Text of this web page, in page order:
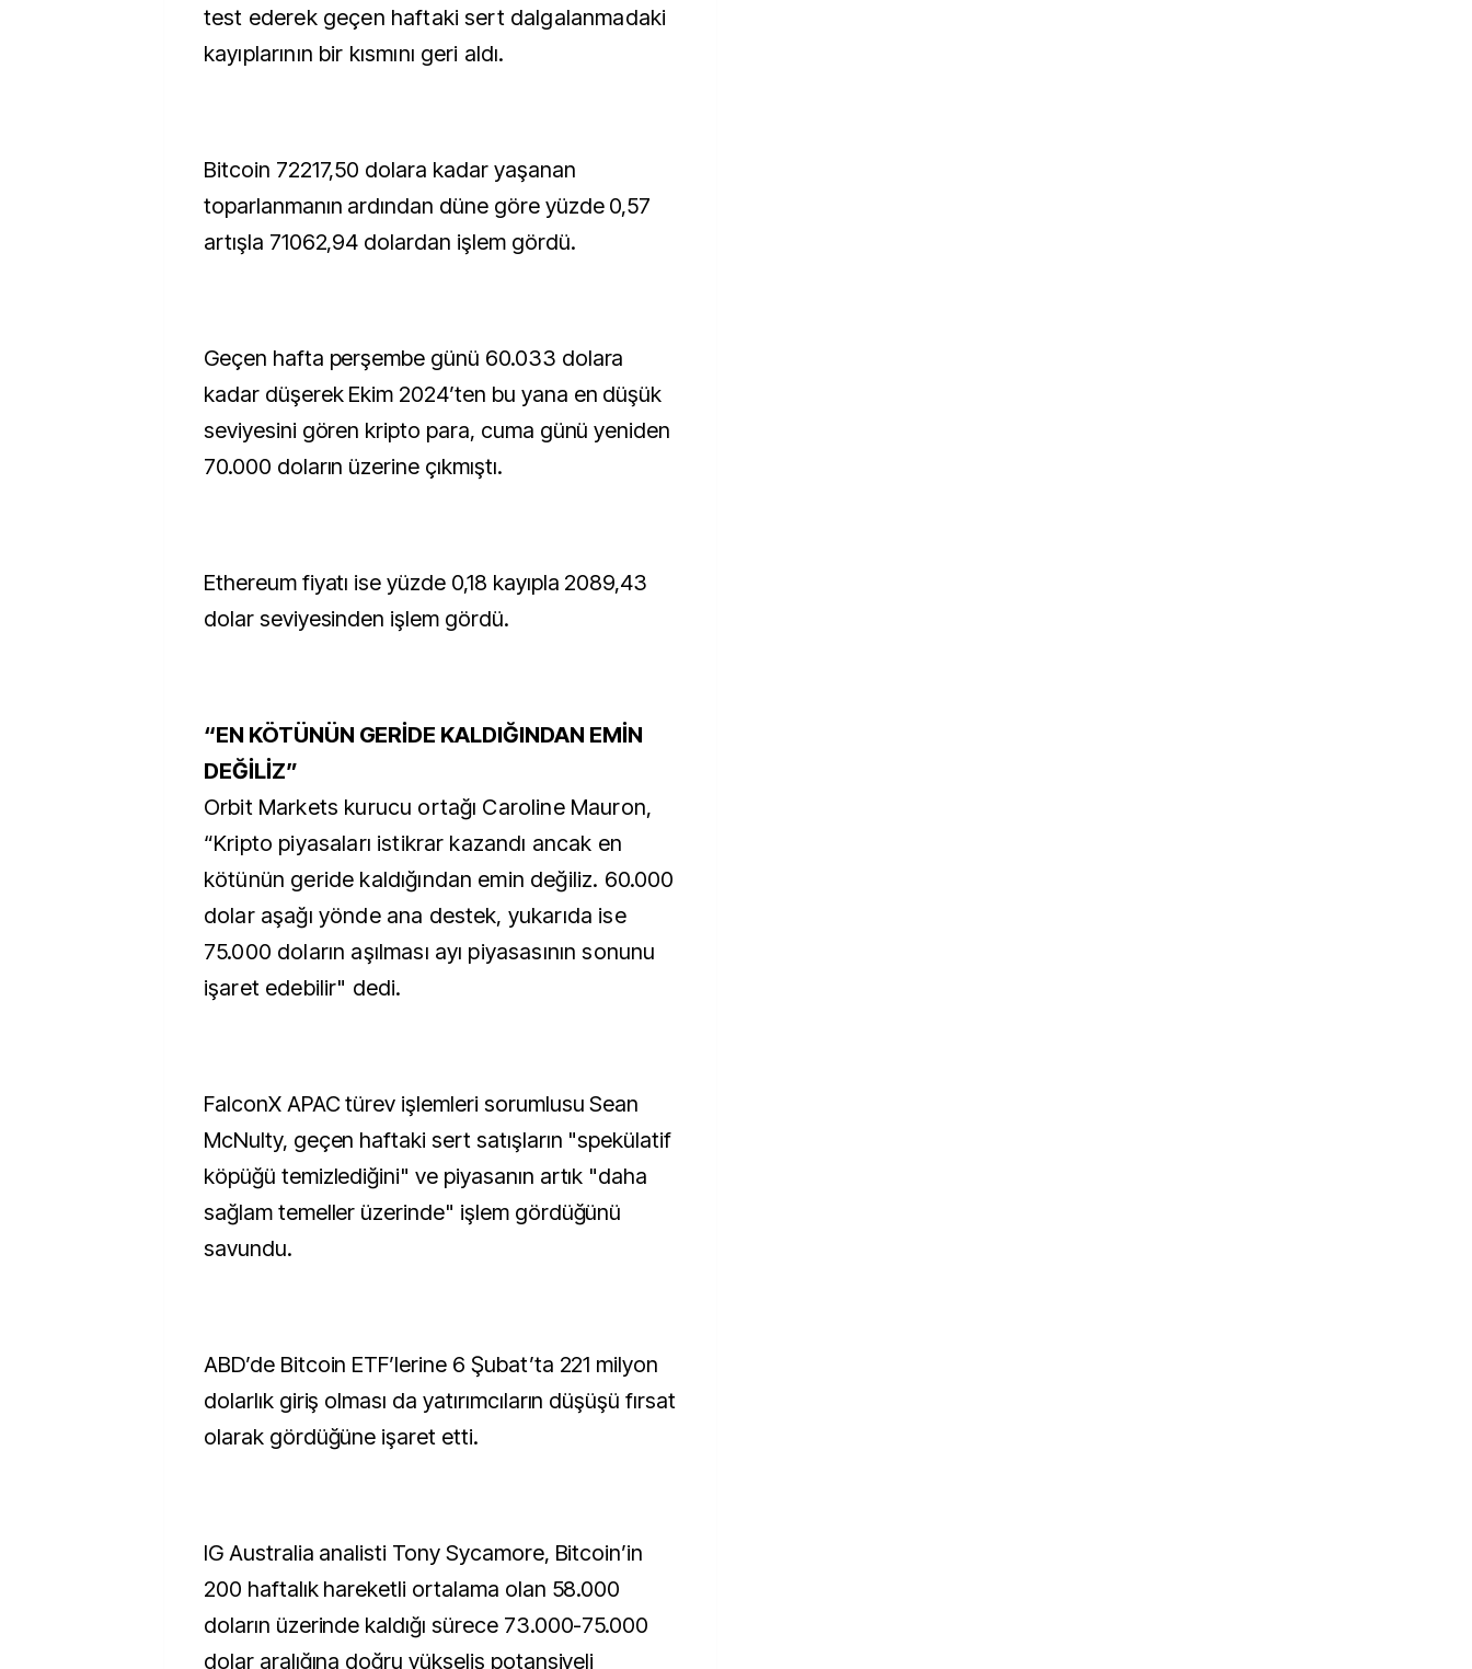
test ederek geçen haftaki sert dalgalanmadaki
kayıplarının bir kısmını geri aldı.
Bitcoin 72217,50 dolara kadar yaşanan
toparlanmanın ardından düne göre yüzde 0,57
artışla 71062,94 dolardan işlem gördü.
Geçen hafta perşembe günü 60.033 dolara
kadar düşerek Ekim 2024’ten bu yana en düşük
seviyesini gören kripto para, cuma günü yeniden
70.000 doların üzerine çıkmıştı.
Ethereum fiyatı ise yüzde 0,18 kayıpla 2089,43
dolar seviyesinden işlem gördü.
“EN KÖTÜNÜN GERİDE KALDIĞINDAN EMİN
DEĞİLİZ”
Orbit Markets kurucu ortağı Caroline Mauron,
“Kripto piyasaları istikrar kazandı ancak en
kötünün geride kaldığından emin değiliz. 60.000
dolar aşağı yönde ana destek, yukarıda ise
75.000 doların aşılması ayı piyasasının sonunu
işaret edebilir" dedi.
FalconX APAC türev işlemleri sorumlusu Sean
McNulty, geçen haftaki sert satışların "spekülatif
köpüğü temizlediğini" ve piyasanın artık "daha
sağlam temeller üzerinde" işlem gördüğünü
savundu.
ABD’de Bitcoin ETF’lerine 6 Şubat’ta 221 milyon
dolarlık giriş olması da yatırımcıların düşüşü fırsat
olarak gördüğüne işaret etti.
IG Australia analisti Tony Sycamore, Bitcoin’in
200 haftalık hareketli ortalama olan 58.000
doların üzerinde kaldığı sürece 73.000-75.000
dolar aralığına doğru yükseliş potansiyeli